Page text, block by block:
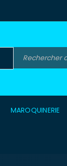
MAROQUINERIE